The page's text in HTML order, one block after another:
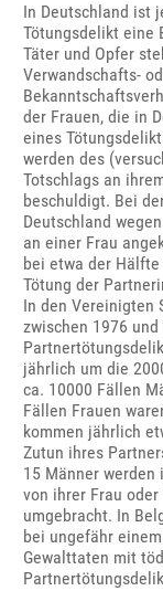
In Deutschland ist
Tötungsdelikt eine
Täter und Opfer
Verwandschafts-
der Frauen, die in
eines
werden des
Totschlags an
beschuldigt. Bei
Deutschland
an einer Frau
bei etwa der
Tötung der
In den Vereinigten
zwischen 1976
jährlich um die
ca. 10000 Fällen
Fällen Frauen
kommen jährlich
Zutun ihres
15 Männer
von ihrer Frau oder
umgebracht. In
bei ungefähr
Gewalttaten mit